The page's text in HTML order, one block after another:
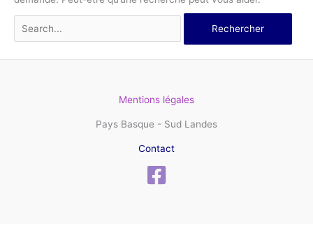
Mentions légales
Pays Basque - Sud Landes
Contact